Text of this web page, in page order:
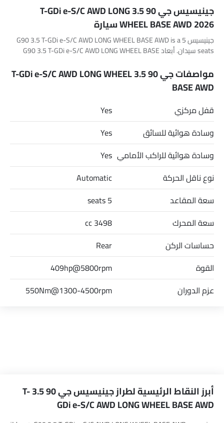
جينيسيس جي 90 3.5 T-GDi e-S/C AWD LONG
WHEEL BASE AWD 2026 سيارة
جينيسيس G90 3.5 T-GDi e-S/C AWD LONG WHEEL BASE AWD is a 5
seats سيدان. أبعاد G90 3.5 T-GDi e-S/C AWD LONG WHEEL BASE
مواصفات جي 90 3.5 T-GDi e-S/C AWD LONG WHEEL
BASE AWD
قفل مركزي
Yes
وسادة هوائية للسائق
Yes
وسادة هوائية للراكب الأمامي Yes
نوع ناقل الحركة
Automatic
سعة المقاعد
5 seats
سعة المحرك
3498 cc
حساسات الركن
Rear
القوة
409hp@5800rpm
عزم الدوران
550Nm@1300-4500rpm
أبرز النقاط الرئيسية لطراز جينيسيس جي 90 3.5 T-
GDi e-S/C AWD LONG WHEEL BASE AWD